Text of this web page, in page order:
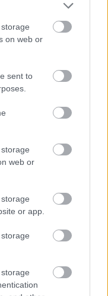
on web or
sent to
web or
or app.
polonais a
modérée avec le
nombreux
et du
femmes peuvent
pour le
enfant [7]. Quelle
rapidede la
? Unedépression
jusqu'à deux
suicidaires,